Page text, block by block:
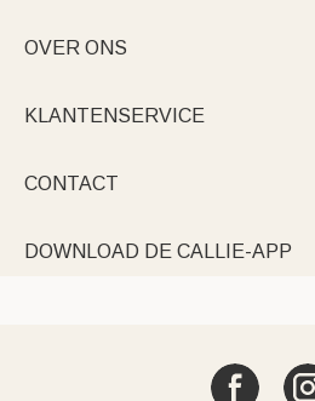
OVER ONS
KLANTENSERVICE
CONTACT
DOWNLOAD DE CALLIE-APP